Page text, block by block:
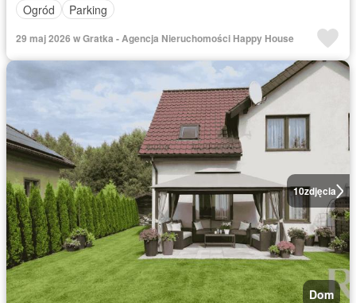
Ogród
Parking
29 maj 2026 w Gratka - Agencja Nieruchomości Happy House
10zdjęcia
Dom